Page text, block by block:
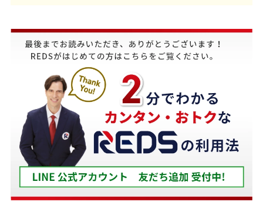
他の不動産会社と違って、売り込みが全くなく自分
のペースで進めることが出来るのが非常に大きかっ
担当の下山さんには大変お世話になりました。
築年数が厳しい条件の中、数々の条件を伝えたとこ
ろ、適切かつ具体的に提案していただきました。
下山さんの人柄も安心でき、打ち合わせの時に、冗
談や笑い話が多く、不動産売却のことを忘れてしま
うほどでした。
また色々な相談もすぐ迅速に対応していただ感謝し
ております。